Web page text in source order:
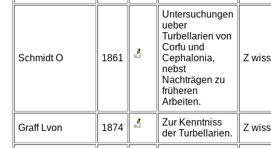
Schmidt O 1861
Untersuchungen
ueber
Turbellarien von
Corfu und
Cephalonia,
nebst
Nachträgen zu
früheren
Arbeiten.
Z
Graff Lvon 1874
Zur Kenntniss
der Turbellarien.
Z